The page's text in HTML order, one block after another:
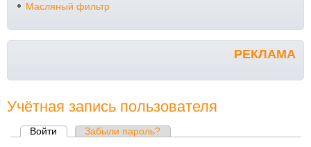
Масляный фильтр
РЕКЛАМА
Учётная запись пользователя
Главные вкладки
Войти (активная вкладка)
Забыли пароль?